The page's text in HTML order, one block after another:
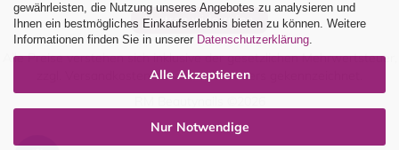
gewährleisten, die Nutzung unseres Angebotes zu analysieren und
Ihnen ein bestmögliches Einkaufserlebnis bieten zu können. Weitere
Informationen finden Sie in unserer Datenschutzerklärung
Alle Akzeptieren
Nur Notwendige
Vertrag widerrufen
Alle Preise verstehen sich inklusive der gesetzlichen Mehrwertsteuer,
Versandkostensoweit nicht anders gekennzeichnet.